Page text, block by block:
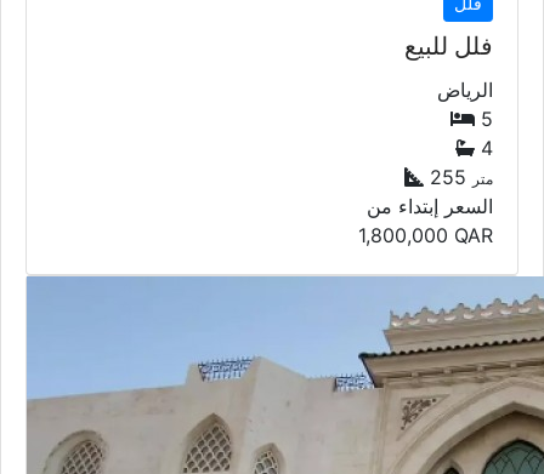
فلل للبيع
الرياض
5
4
255
متر
السعر إبتداء من
1,800,000 QAR